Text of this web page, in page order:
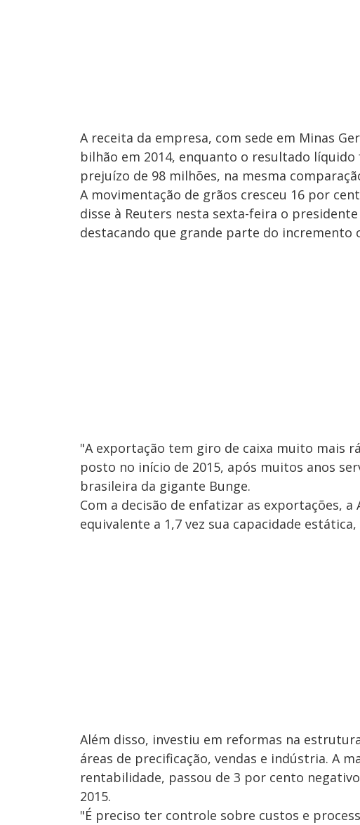
A receita da empresa, com sede em Minas
bilhão em 2014, enquanto o resultado
prejuízo de 98 milhões, na mesma
A movimentação de grãos cresceu 16 por
disse à Reuters nesta sexta-feira o
destacando que grande parte do incremento
"A exportação tem giro de caixa muito mais
posto no início de 2015, após muitos anos
brasileira da gigante Bunge.
Com a decisão de enfatizar as exportações,
equivalente a 1,7 vez sua capacidade
Além disso, investiu em reformas na
áreas de precificação, vendas e indústria. A
rentabilidade, passou de 3 por cento
2015.
"É preciso ter controle sobre custos e